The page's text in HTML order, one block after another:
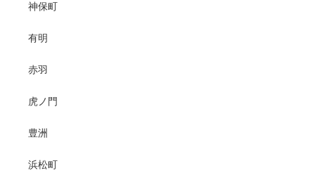
神保町
有明
赤羽
虎ノ門
豊洲
浜松町